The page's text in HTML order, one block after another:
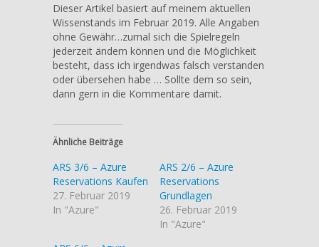
Dieser Artikel basiert auf meinem aktuellen
Wissenstands im Februar 2019. Alle Angaben
ohne Gewähr…zumal sich die Spielregeln
jederzeit ändern können und die Möglichkeit
besteht, dass ich irgendwas falsch verstanden
oder übersehen habe … Sollte dem so sein,
dann gern in die Kommentare damit.
Ähnliche Beiträge
ARS 3/6 – Azure
Reservations Kaufen
27. Februar 2019
In "Azure"
ARS 2/6 – Azure
Reservations
Grundlagen
26. Februar 2019
In "Azure"